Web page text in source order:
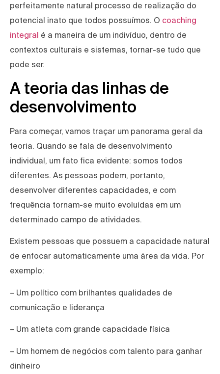
perfeitamente natural processo de realização do
potencial inato que todos possuímos. O coaching
integral é a maneira de um indivíduo, dentro de
contextos culturais e sistemas, tornar-se tudo que
pode ser.
A teoria das linhas de
desenvolvimento
Para começar, vamos traçar um panorama geral da
teoria. Quando se fala de desenvolvimento
individual, um fato fica evidente: somos todos
diferentes. As pessoas podem, portanto,
desenvolver diferentes capacidades, e com
frequência tornam-se muito evoluídas em um
determinado campo de atividades.
Existem pessoas que possuem a capacidade natural
de enfocar automaticamente uma área da vida. Por
exemplo:
– Um político com brilhantes qualidades de
comunicação e liderança
– Um atleta com grande capacidade física
– Um homem de negócios com talento para ganhar
dinheiro